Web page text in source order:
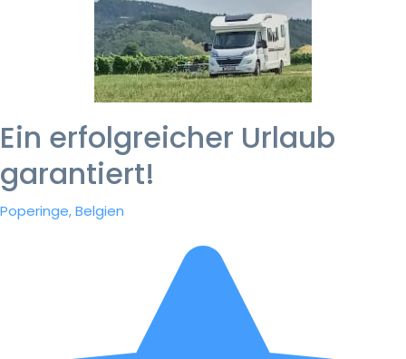
Ein erfolgreicher Urlaub
garantiert!
Poperinge, Belgien